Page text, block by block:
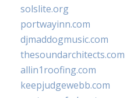
solslite.org
portwayinn.com
djmaddogmusic.com
thesoundarchitects.com
allin1roofing.com
keepjudgewebb.com